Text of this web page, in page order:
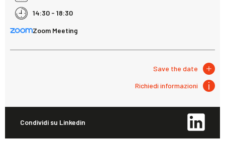
14:30 - 18:30
Zoom Meeting
Save the date
Richiedi informazioni
Condividi su Linkedin